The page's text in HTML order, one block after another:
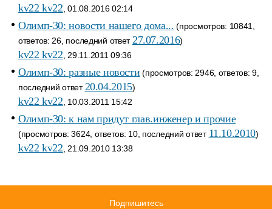
kv22 kv22 , 01.08.2016 02:14
Олимп-30: новости нашего дома... (просмотров: 10841,
ответов: 26, последний ответ27.07.2016)
kv22 kv22 , 29.11.2011 09:36
Олимп-30: разные новости (просмотров: 2946, ответов: 9,
последний ответ20.04.2015)
kv22 kv22 , 10.03.2011 15:42
Олимп-30: к нам придут глав.инженер и прочие
(просмотров: 3624, ответов: 10, последний ответ 11.10.2010)
kv22 kv22 , 21.09.2010 13:38
Подпишитесь